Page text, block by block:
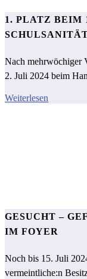
1. PLATZ BEIM
Nach mehrwöchiger
2. Juli 2024 beim
Weiterlesen
GESUCHT –
IM FOYER
Noch bis 15. Juli
vermeintliche:n